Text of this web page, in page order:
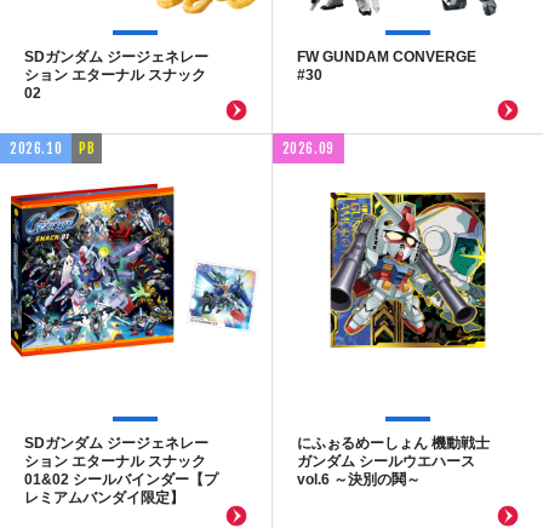
SDガンダム ジージェネレー
ション エターナル スナック
02
FW GUNDAM CONVERGE
#30
2026.10 PB
SDガンダム ジージェネレー
ション エターナル スナック
01&02 シールバインダー【プ
レミアムバンダイ限定】
2026.09
にふぉるめーしょん 機動戦士
ガンダム シールウエハース
vol.6 ～決別の鬨～